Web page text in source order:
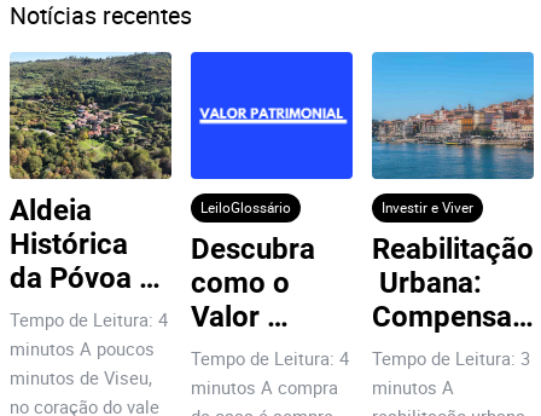
Notícias recentes
Aldeia
Histórica
da Póvoa
Dão: 7
Motivos
para
Tempo de Leitura: 4
minutos A poucos
minutos de Viseu,
no coração do vale
LeiloGlossário
Descubra
como o
Valor
Patrimonial
afeta o
Tempo de Leitura: 4
minutos A compra
Investir e Viver
Reabilitação
Urbana:
Compensa
Investir no
Centro do
Tempo de Leitura: 3
minutos A